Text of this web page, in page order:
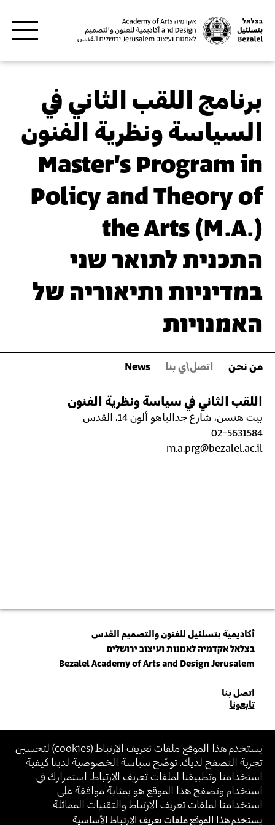
يستخدم هذا الموقع ملفات تعريف الارتباط (cookies) لتحسين
تجربة التصفح لديك. توضّح سياسة الخصوصية لدينا كيفية
استخدامنا وتطبيقنا لملفات تعريف الارتباط. استمرارك في
استخدام وتصفح هذا الموقع هو بمثابة موافقة على
استخدامنا لملفات تعريف الارتباط والتقنيات المماثلة.
يستخدم هذا الموقع ملفات تعريف الارتباط الأساسية
برنامج اللقب الثاني في
السياسة ونظرية الفنون
Master's Program in
Policy and Theory of
the Arts (M.A.)
התכנית לתואר שני
במדיניות ותיאוריה של
האמנויות
من نحن اتصل\ي بنا News
اللقب الثاني في سياسة ونظرية الفنون
بيت هنسن، شارع جدالياهو ألون 14، القدس
02-5631584
m.a.prg@bezalel.ac.il
أكاديمية بتسلئيل للفنون والتصميم القدس
בצלאל אקדמיה לאמנות ועיצוב ירושלים
Bezalel Academy of Arts and Design Jerusalem
للاتصال
بنا
اتصل بنا
تابعونا
انضم\ي لنشرتنا البريدية (نيوزلتر)
أدخل\ي عنوان الإيميل
بالانضمام، أنت توافق علىسياسة الخصوصيةوشروط الاستخدام الخاصة ببتسلئيل